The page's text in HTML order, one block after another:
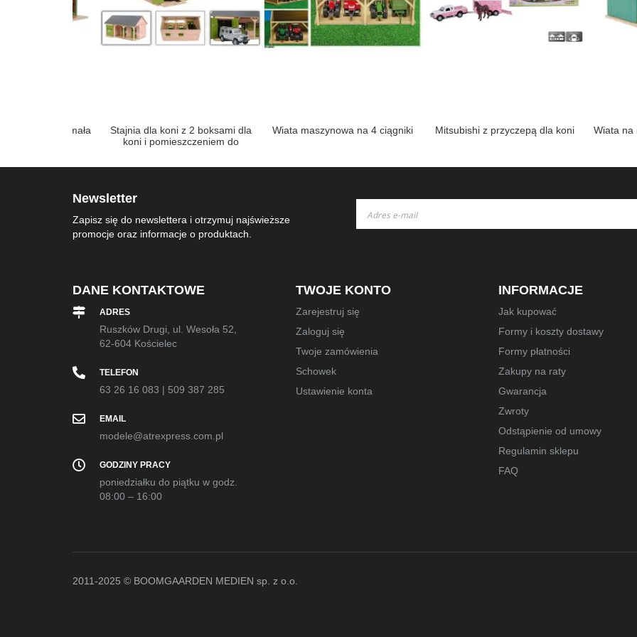
Stajnia dla koni z 2 boksami dla
koni i pomieszczeniem do
Wiata maszynowa na 4 ciągniki Mitsubishi z przyczepą dla koni Wiata na
Newsletter
Zapisz się do newslettera i otrzymuj najświeższe
promocje oraz informacje o produktach.
nasz
DANE KONTAKTOWE
ADRES
Ruszków Drugi, ul. Wesoła 52,
62-604 Kościelec
TELEFON
63 26 16 083 | 509 387 285
EMAIL
modele@atrexpress.com.pl
GODZINY PRACY
poniedziałku do piątku w godz.
08:00 – 16:00
TWOJE KONTO
Zarejestruj się
Zaloguj się
Twoje zamówienia
Schowek
Ustawienie konta
INFORMACJE
Jak kupować
Formy i koszty dostawy
Formy płatności
Zakupy na raty
Gwarancja
Zwroty
Odstąpienie od umowy
Regulamin sklepu
FAQ
2011-2025 © BOOMGAARDEN MEDIEN sp. z o.o.